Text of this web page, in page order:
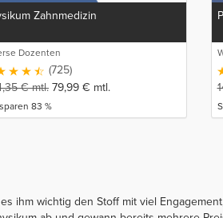
Zahnmedizin
Dozenten
(725)
€mtl. 79,99 € mtl.
83 %
ihm wichtig den Stoff mit viel